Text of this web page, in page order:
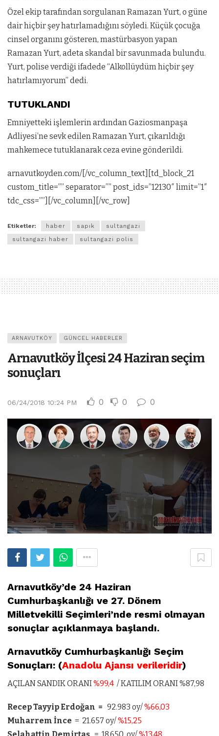
Özel ekip tarafından sorgulanan Ramazan Yurt, o güne
dair hiçbir şey hatırlamadığını söyledi. Küçük çocuğa
cinsel organını gösteren, mastürbasyon yapan
Ramazan Yurt, adeta skandal bir savunmada bulundu.
Yurt, polise verdiği ifadede “Alkollüydüm hiçbir şey
hatırlamıyorum” dedi.
TUTUKLANDI
Emniyetteki işlemlerin ardından Gaziosmanpaşa
Adliyesi’ne sevk edilen Ramazan Yurt, çıkarıldığı
mahkemece tutuklanarak ceza evine gönderildi.
arnavutkoyden.com/[/vc_column_text][td_block_21
custom_title=”” separator=”” post_ids=”12130″ limit=”1″
tdc_css=””][/vc_column][/vc_row]
Etiketler: haber sapık
sultangazi
sultangazi haber
sultangazi polis
ARNAVUTKÖY GÜNCEL HABERLER
Arnavutköy İlçesi 24 Haziran seçim
sonuçları
06/24/2018 10:24 PM 0 0 0
Arnavutköy’de 24 Haziran
Cumhurbaşkanlığı ve 27. Dönem
Milletvekilli Seçimleri’nde resmi olmayan
sonuçlar açıklanmaya başlandı.
Arnavutköy Cumhurbaşkanlığı Seçim
Sonuçları: (Anadolu Ajansı verileridir)
AÇILAN SANDIK ORANI%99,4 / KATILIM ORANI %87,98
Recep Tayyip Erdoğan = 92.983 oy/%66,03
Muharrem İnce = 21.657 oy/%15,25